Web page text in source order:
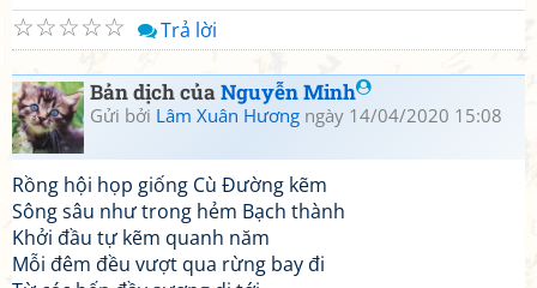
☆
☆
☆
☆
☆ Trả lời
Bản dịch củaNguyễn Minh
Gửi bởi Lâm Xuân Hương ngày 14/04/2020 15:08
Rồng hội họp giống Cù Đường kẽm
Sông sâu như trong hẻm Bạch thành
Khởi đầu tự kẽm quanh năm
Mỗi đêm đều vượt qua rừng bay đi